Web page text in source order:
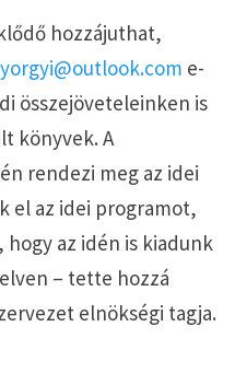
hozzájuthat,
e-
összejöveteleinken is
könyvek. A
rendezi meg az idei
el az idei programot,
az idén is kiadunk
– tette hozzá
elnökségi tagja.